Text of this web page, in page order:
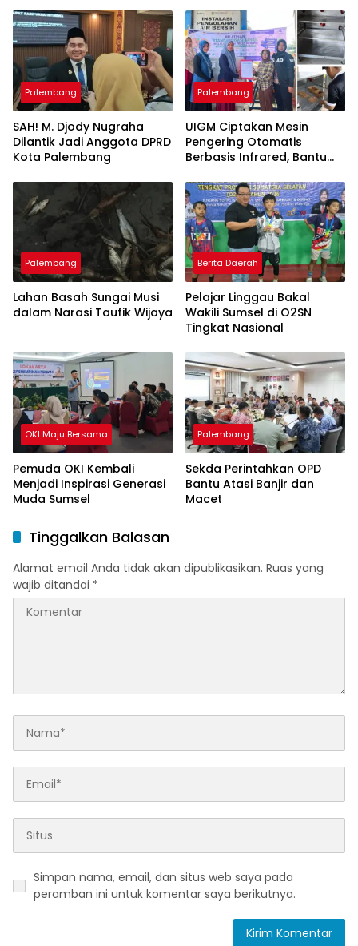
Palembang
SAH! M. Djody Nugraha
Dilantik Jadi Anggota DPRD
Kota Palembang
Palembang
UIGM Ciptakan Mesin
Pengering Otomatis
Berbasis Infrared, Bantu
Pulau Kemaro
Palembang
Lahan Basah Sungai Musi
dalam Narasi Taufik Wijaya
Berita Daerah
Pelajar Linggau Bakal
Wakili Sumsel di O2SN
Tingkat Nasional
OKI Maju Bersama
Pemuda OKI Kembali
Menjadi Inspirasi Generasi
Muda Sumsel
Palembang
Sekda Perintahkan OPD
Bantu Atasi Banjir dan
Macet
Tinggalkan Balasan
Alamat email Anda tidak akan dipublikasikan. Ruas yang
wajib ditandai *
Simpan nama, email, dan situs web saya pada
peramban ini untuk komentar saya berikutnya.